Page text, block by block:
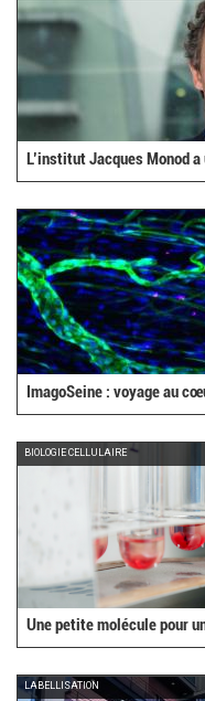
L’institut Jacques Monod
ImagoSeine : voyage au
BIOLOGIE CELLULAIRE
Une petite molécule pour
LABELLISATION